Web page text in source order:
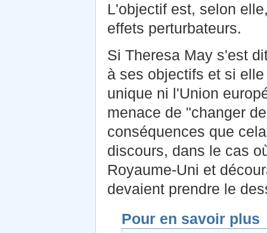
L'objectif est, selon
effets perturbateurs.
Si Theresa May s'est
à ses objectifs et si
unique ni l'Union
menace de "changer
conséquences que
discours, dans le cas
Royaume-Uni et
devaient prendre le
Pour en savoir plus